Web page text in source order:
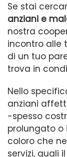
Se stai
anziani e
nostra
incontro alle
di un tuo
trova in
Nello
anziani
-spesso
prolungato o
coloro che
servizi, quali